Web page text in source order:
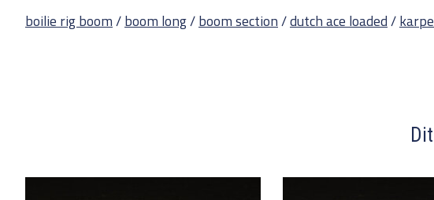
boilie rig boom/boom long/boom section/dutch ace loaded/